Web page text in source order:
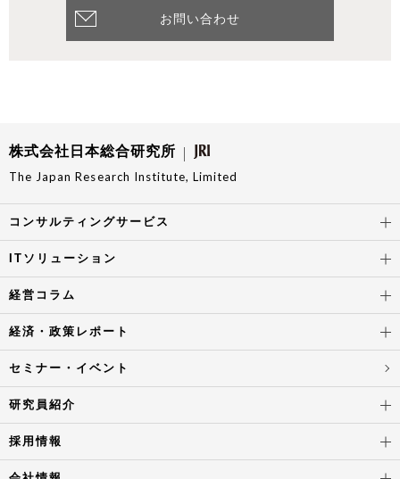
お問い合わせ
株式会社日本総合研究所
The Japan Research Institute, Limited
コンサルティングサービス
ITソリューション
経営コラム
経済・政策レポート
セミナー・イベント
研究員紹介
採用情報